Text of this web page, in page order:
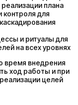
плана
для
и ритуалы для
на всех уровнях
время внедрения
ход работы и при
целей